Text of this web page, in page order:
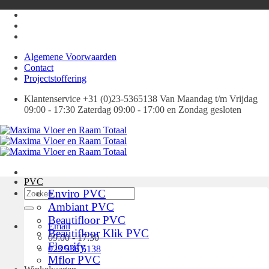
naar
inhoud
Algemene Voorwaarden
Contact
Projectstoffering
Klantenservice +31 (0)23-5365138 Van Maandag t/m Vrijdag
09:00 - 17:30 Zaterdag 09:00 - 17:00 en Zondag gesloten
Zoeken
naar:
Email
09:00 - 17:30
023 536 5138
PVC
Enviro PVC
Ambiant PVC
Beautifloor PVC
Beautifloor Klik PVC
Floorify
Mflor PVC